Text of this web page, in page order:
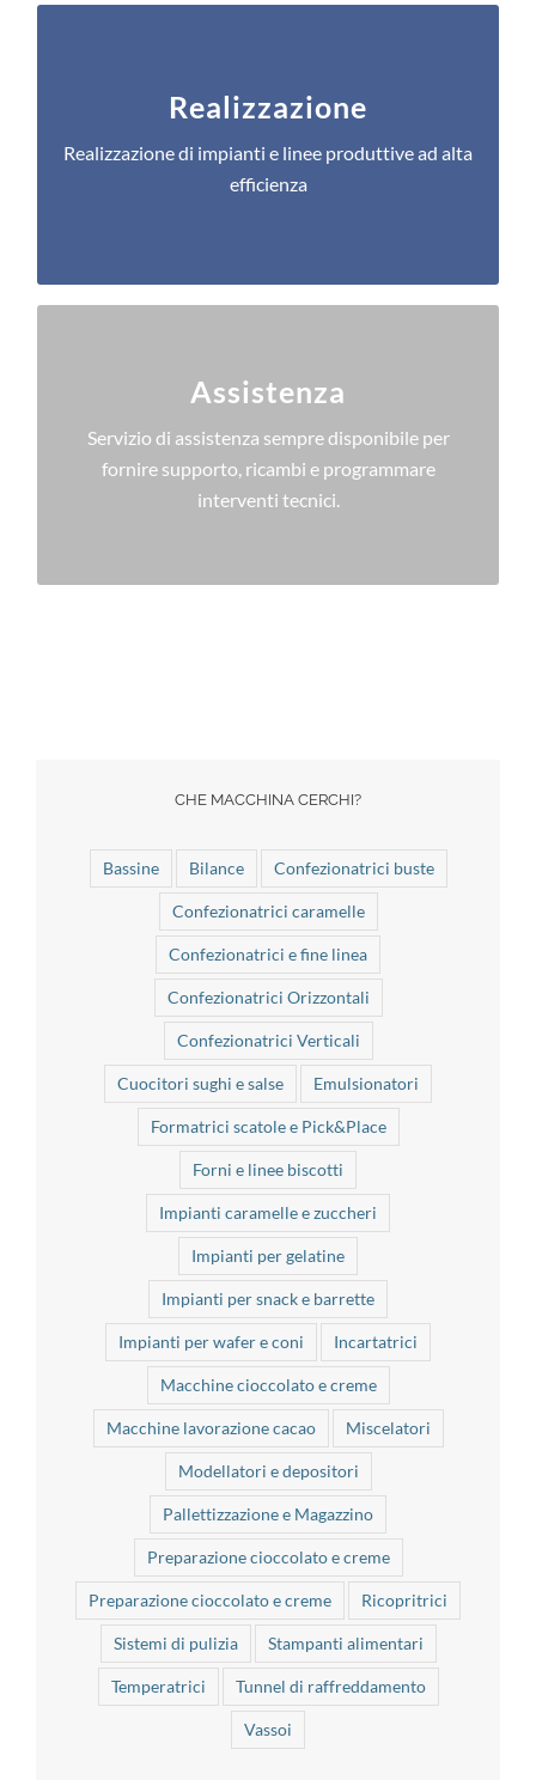
Realizzazione
Realizzazione di impianti e linee produttive ad alta
efficienza
Il miglior rapporto costo/beneficio ci guida nel
efficienza produttiva.
Assistenza
Servizio di assistenza sempre disponibile per
fornire supporto, ricambi e programmare
interventi tecnici.
Sappiamo che il supporto è fondamentale per i
nostri clienti. La nostra filosofia? Trattiamo gli altri
come vorremmo essere trattati noi.
CHE MACCHINA CERCHI?
Bassine Bilance Confezionatrici buste
Confezionatrici caramelle
Confezionatrici e fine linea
Confezionatrici Orizzontali
Confezionatrici Verticali
Cuocitori sughi e salse Emulsionatori
Formatrici scatole e Pick&Place
Forni e linee biscotti
Impianti caramelle e zuccheri
Impianti per gelatine
Impianti per snack e barrette
Impianti per wafer e coni Incartatrici
Macchine cioccolato e creme
Macchine lavorazione cacao Miscelatori
Modellatori e depositori
Pallettizzazione e Magazzino
Preparazione cioccolato e creme
Preparazione cioccolato e creme Ricopritrici
Sistemi di pulizia Stampanti alimentari
Temperatrici Tunnel di raffreddamento
Vassoi